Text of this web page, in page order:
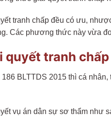
tranh chấp đều có ưu,
Các phương thức này vừa
quyết tranh
BLTTDS 2015 thì cá
vụ án dân sự sơ thẩm như